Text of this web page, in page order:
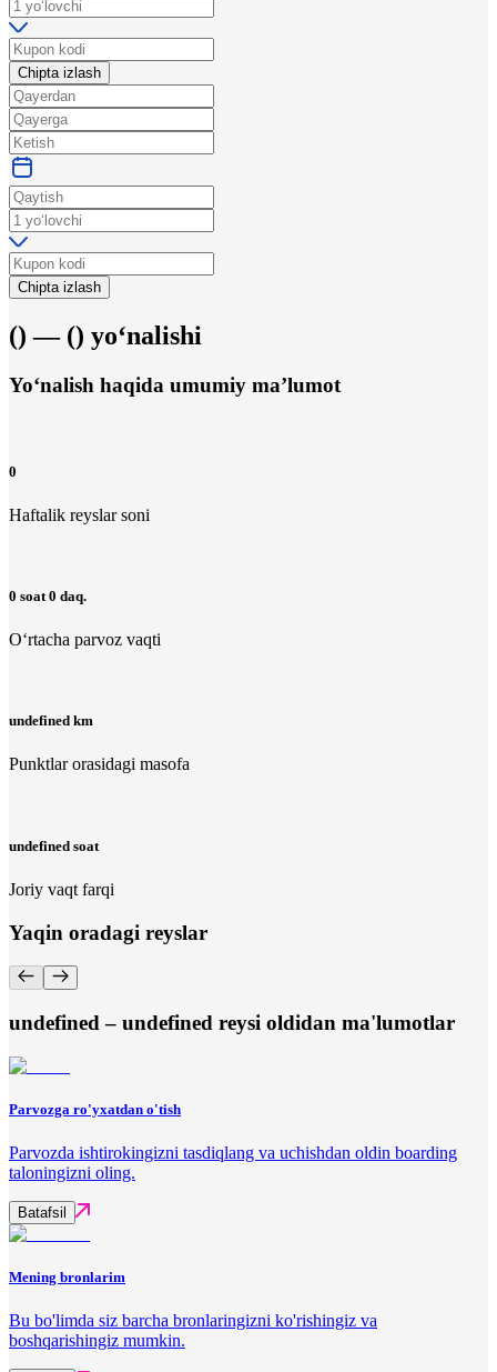
Chipta izlash
Chipta izlash
() — () yo‘nalishi
Yo‘nalish haqida umumiy ma’lumot
0
Haftalik reyslar soni
0 soat 0 daq.
O‘rtacha parvoz vaqti
undefined km
Punktlar orasidagi masofa
undefined soat
Joriy vaqt farqi
Yaqin oradagi reyslar
undefined – undefined reysi oldidan ma'lumotlar
Parvozga ro'yxatdan o'tish
Parvozda ishtirokingizni tasdiqlang va uchishdan oldin boarding
taloningizni oling.
Batafsil
Mening bronlarim
Bu bo'limda siz barcha bronlaringizni ko'rishingiz va
boshqarishingiz mumkin.